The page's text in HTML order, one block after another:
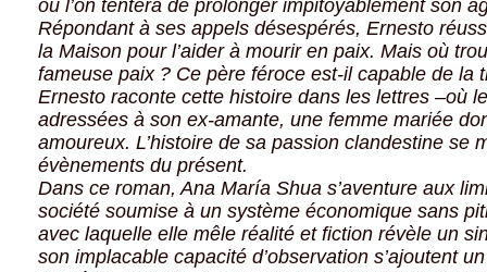
où l’on tentera de prolonger impitoyablement son
Répondant à ses appels désespérés, Ernesto
la Maison pour l’aider à mourir en paix. Mais où
fameuse paix ? Ce père féroce est-il capable de la
Ernesto raconte cette histoire dans les lettres –où
adressées à son ex-amante, une femme mariée
amoureux. L’histoire de sa passion clandestine se
évènements du présent.
Dans ce roman, Ana María Shua s’aventure aux
société soumise à un système économique sans
avec laquelle elle mêle réalité et fiction révèle un
son implacable capacité d’observation s’ajoutent